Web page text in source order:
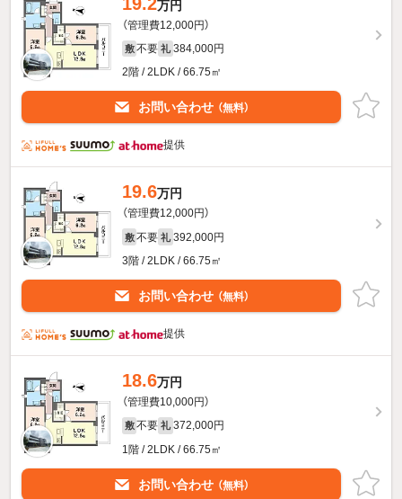
万円
（管理費12,000円）
敷 不要 礼 384,000円
2階 / 2LDK / 66.75㎡
お問い合わせ （無料）
提供
19.6万円
（管理費12,000円）
敷 不要 礼 392,000円
3階 / 2LDK / 66.75㎡
お問い合わせ （無料）
提供
18.6万円
（管理費10,000円）
敷 不要 礼 372,000円
1階 / 2LDK / 66.75㎡
お問い合わせ （無料）